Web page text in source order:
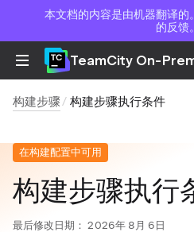
本文档的内容是由机器翻译的
的反馈。
TeamCity On-
构建步骤 构建步骤执行条件
在构建配置中可用
构建步骤执行
最后修改日期： 2026年 8月 6日